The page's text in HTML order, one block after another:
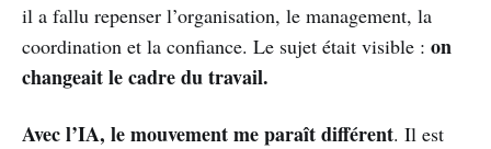
il a fallu repenser l’organisation, le management, la
coordination et la confiance. Le sujet était visible : on
changeait le cadre du travail.
Avec l’IA, le mouvement me paraît différent. Il est